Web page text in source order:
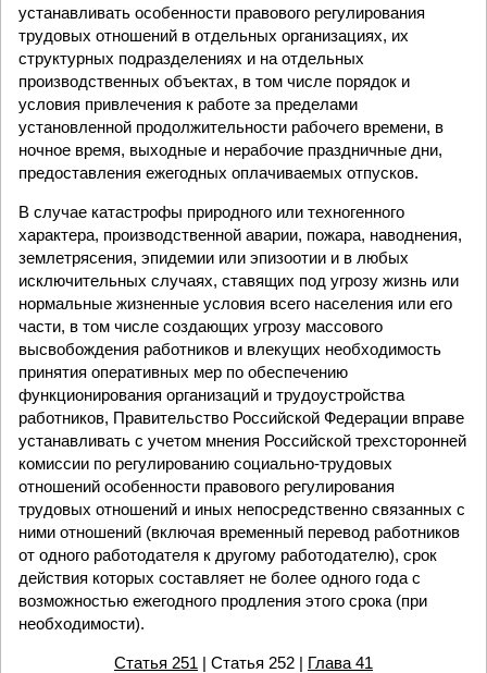
устанавливать особенности правового регулирования
трудовых отношений в отдельных организациях, их
структурных подразделениях и на отдельных
производственных объектах, в том числе порядок и
условия привлечения к работе за пределами
установленной продолжительности рабочего времени, в
ночное время, выходные и нерабочие праздничные дни,
предоставления ежегодных оплачиваемых отпусков.
В случае катастрофы природного или техногенного
характера, производственной аварии, пожара, наводнения,
землетрясения, эпидемии или эпизоотии и в любых
исключительных случаях, ставящих под угрозу жизнь или
нормальные жизненные условия всего населения или его
части, в том числе создающих угрозу массового
высвобождения работников и влекущих необходимость
принятия оперативных мер по обеспечению
функционирования организаций и трудоустройства
работников, Правительство Российской Федерации вправе
устанавливать с учетом мнения Российской трехсторонней
комиссии по регулированию социально-трудовых
отношений особенности правового регулирования
трудовых отношений и иных непосредственно связанных с
ними отношений (включая временный перевод работников
от одного работодателя к другому работодателю), срок
действия которых составляет не более одного года с
возможностью ежегодного продления этого срока (при
необходимости).
Статья 251 | Статья 252 | Глава 41